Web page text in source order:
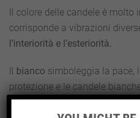
Il colore delle candele è molto
corrisponde a vibrazioni
l’interiorità e l’esteriorità.
Il bianco simboleggia la pace,
protezione e le candele
agli angeli custodi o a figure